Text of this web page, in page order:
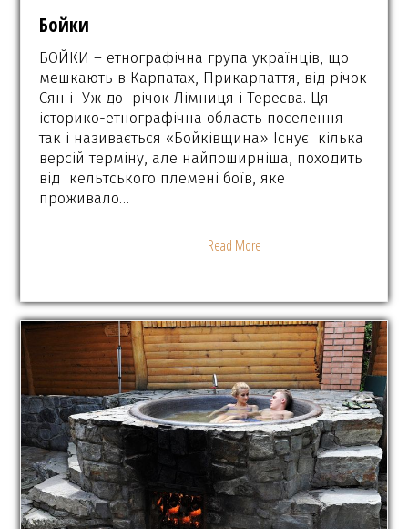
Бойки
БОЙКИ – етнографічна група українців, що
мешкають в Карпатах, Прикарпаття, від річок
Сян і Уж до річок Лімниця і Тересва. Ця
історико-етнографічна область поселення
так і називається «Бойківщина» Існує кілька
версій терміну, але найпоширніша, походить
від кельтського племені боїв, яке
проживало…
Read More